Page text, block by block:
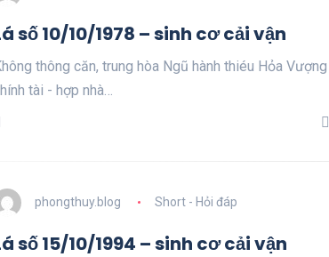
số 10/10/1978 – sinh cơ cải vận
thông căn, trung hòa Ngũ hành thiéu Hỏa Vượng
tài - hợp nhà…
phongthuy.blog Short - Hỏi đáp
số 15/10/1994 – sinh cơ cải vận